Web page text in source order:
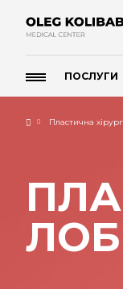
ПОСЛУГИ
Пластична